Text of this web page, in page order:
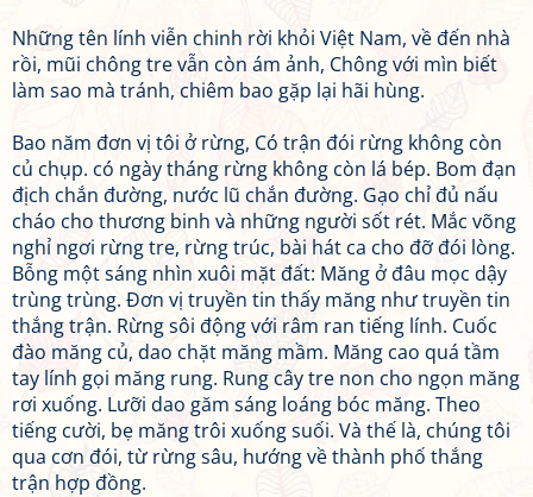
Những tên lính viễn chinh rời khỏi Việt Nam, về đến nhà
rồi, mũi chông tre vẫn còn ám ảnh, Chông với mìn biết
làm sao mà tránh, chiêm bao gặp lại hãi hùng.
Bao năm đơn vị tôi ở rừng, Có trận đói rừng không còn
củ chụp. có ngày tháng rừng không còn lá bép. Bom đạn
địch chắn đường, nước lũ chắn đường. Gạo chỉ đủ nấu
cháo cho thương binh và những người sốt rét. Mắc võng
nghỉ ngơi rừng tre, rừng trúc, bài hát ca cho đỡ đói lòng.
Bỗng một sáng nhìn xuôi mặt đất: Măng ở đâu mọc dậy
trùng trùng. Đơn vị truyền tin thấy măng như truyền tin
thắng trận. Rừng sôi động với râm ran tiếng lính. Cuốc
đào măng củ, dao chặt măng mầm. Măng cao quá tầm
tay lính gọi măng rung. Rung cây tre non cho ngọn măng
rơi xuống. Lưỡi dao găm sáng loáng bóc măng. Theo
tiếng cười, bẹ măng trôi xuống suối. Và thế là, chúng tôi
qua cơn đói, từ rừng sâu, hướng về thành phố thắng
trận hợp đồng.